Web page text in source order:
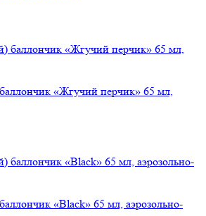
«Жгучий перчик» 65 мл,
«Black» 65 мл, аэрозольно-